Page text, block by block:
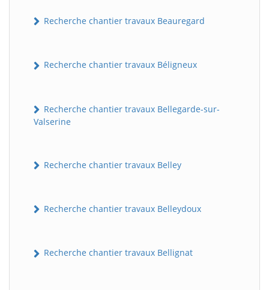
Recherche chantier travaux Beauregard
Recherche chantier travaux Béligneux
Recherche chantier travaux Bellegarde-sur-
Valserine
Recherche chantier travaux Belley
Recherche chantier travaux Belleydoux
Recherche chantier travaux Bellignat